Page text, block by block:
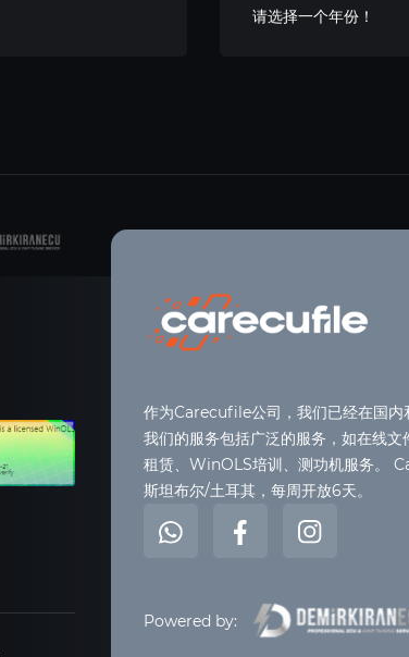
请选择一个年份！
作为Carecufile公司，我们已经在国内
我们的服务包括广泛的服务，如在线文
租赁、WinOLS培训、测功机服务。
斯坦布尔/土耳其，每周开放6天。
Powered by: